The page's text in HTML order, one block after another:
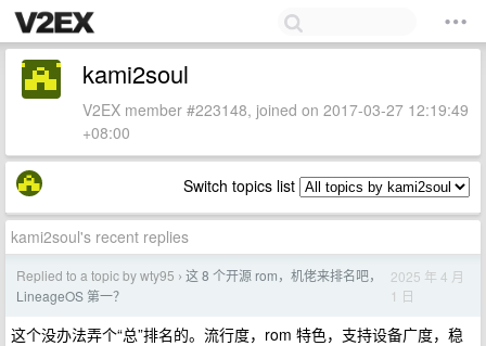
kami2soul
V2EX member #223148, joined on 2017-03-27 12:19:49
+08:00
Switch topics list
kami2soul's recent replies
Replied to a topic by wty95 › 这 8 个开源 rom，机佬来排名吧，
LineageOS 第一？
2025 年 4 月
1 日
这个没办法弄个“总”排名的。流行度，rom 特色，支持设备广度，稳